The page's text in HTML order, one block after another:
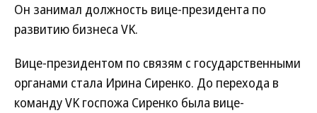
Он занимал должность вице-президента по
развитию бизнеса VK.
Вице-президентом по связям с государственными
органами стала Ирина Сиренко. До перехода в
команду VK госпожа Сиренко была вице-